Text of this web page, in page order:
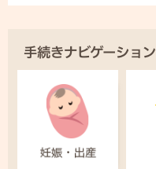
手続きナビゲーション